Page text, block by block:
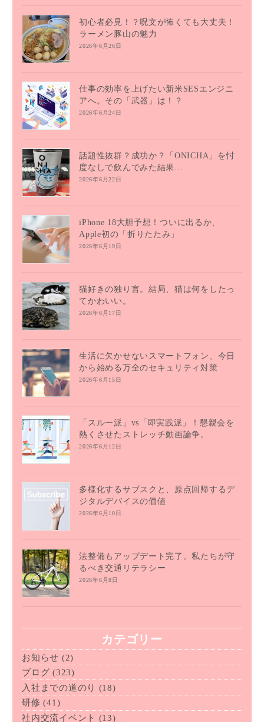
初心者必見！？呪文が怖くても大丈夫！
ラーメン豚山の魅力
2026年6月26日
仕事の効率を上げたい新米SESエンジニ
アへ。その「武器」は！？
2026年6月24日
話題性抜群？成功か？「ONICHA」を忖
度なしで飲んでみた結果…
2026年6月22日
iPhone 18大胆予想！ついに出るか、
Apple初の「折りたたみ」
2026年6月19日
猫好きの独り言。結局、猫は何をしたっ
てかわいい。
2026年6月17日
生活に欠かせないスマートフォン、今日
から始める万全のセキュリティ対策
2026年6月15日
「スルー派」vs「即実践派」！懇親会を
熱くさせたストレッチ動画論争。
2026年6月12日
多様化するサブスクと、原点回帰するデ
ジタルデバイスの価値
2026年6月10日
法整備もアップデート完了。私たちが守
るべき交通リテラシー
2026年6月8日
カテゴリー
お知らせ (2)
ブログ (323)
入社までの道のり (18)
研修 (41)
社内交流イベント (13)